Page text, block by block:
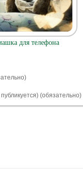
для телефона
(обязательно)